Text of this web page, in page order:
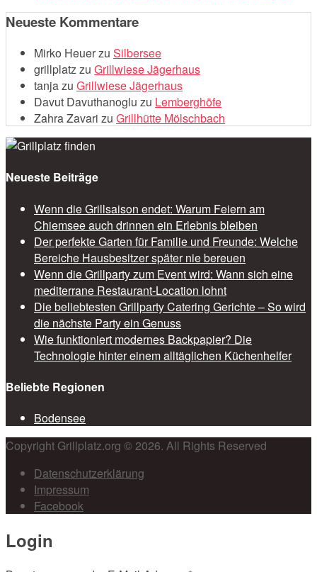
Neueste Kommentare
Mirko Heuerzu Silbersee
grillplatzzu Grillwiese Jägerhaus
tanjazu Grillwiese Jägerhaus
Davut Davuthanoglu zu Lemberghöfe
Zahra Zavari zu Grillhütte Mölschbach
Neueste Beiträge
Wenn die Grillsaison endet: Warum Feiern am
Chiemsee auch drinnen ein Erlebnis bleiben
Der perfekte Garten für Familie und Freunde: Welche
Bereiche Hausbesitzer später nie bereuen
Wenn die Grillparty zum Event wird: Wann sich eine
mediterrane Restaurant-Location lohnt
Die beliebtesten Grillparty Catering Gerichte – So wird
die nächste Party ein Genuss
Wie funktioniert modernes Backpapier? Die
Technologie hinter einem alltäglichen Küchenhelfer
Beliebte Regionen
Bodensee
Copyright Grillplatz.org © 2026. All Rights Reserved
Datenschutzerklärung
Impressum
Facebook
Login